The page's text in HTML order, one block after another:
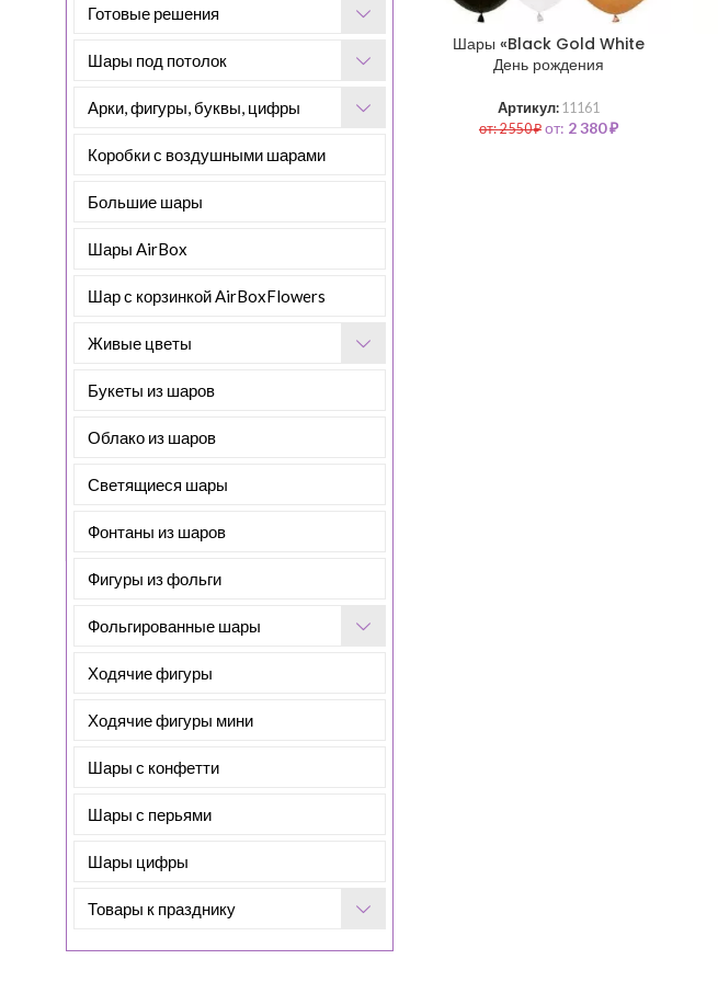
Готовые решения
Шары под потолок
Арки, фигуры, буквы, цифры
Коробки с воздушными шарами
Большие шары
Шары AirBox
Шар с корзинкой AirBoxFlowers
Живые цветы
Букеты из шаров
Облако из шаров
Светящиеся шары
Фонтаны из шаров
Фигуры из фольги
Фольгированные шары
Ходячие фигуры
Ходячие фигуры мини
Шары с конфетти
Шары с перьями
Шары цифры
Товары к празднику
Шары «Black Gold White
День рождения
Артикул: 11161
от:2 550₽ от: 2 380₽